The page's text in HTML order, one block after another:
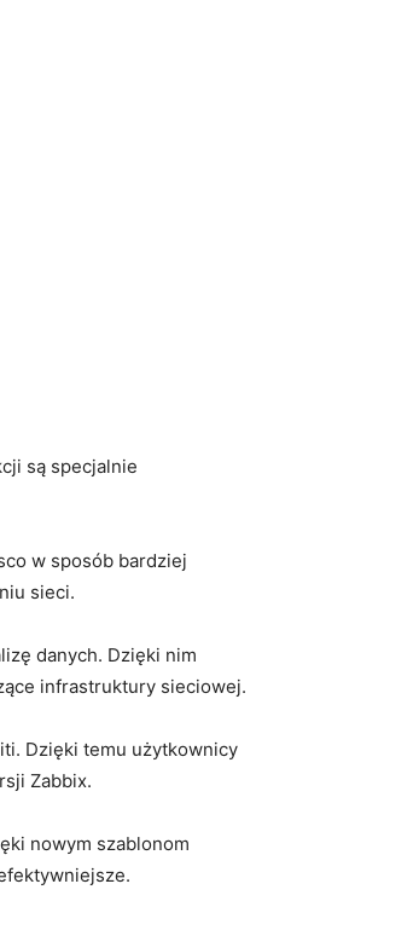
są specjalnie
⁣w ⁤sposób bardziej
sieci.
danych. Dzięki nim
infrastruktury sieciowej.
Dzięki​ temu użytkownicy
Zabbix.
nowym szablonom